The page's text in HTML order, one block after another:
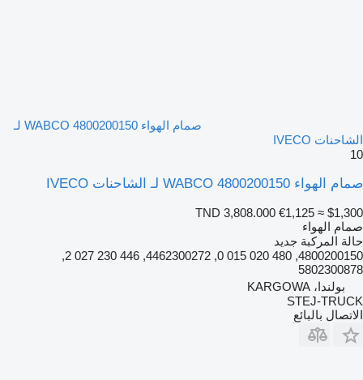
صمام الهواء WABCO 4800200150 لـ
الشاحنات IVECO
10
صمام الهواء WABCO 4800200150 لـ الشاحنات IVECO
TND 3,808.000 €1,125 ≈ $1,300
صمام الهواء
حالة المركبة جديد
4800200150, 480 020 015 0, 4462300272, 446 230 027 2,
5802300878
بولندا، KARGOWA
STEJ-TRUCK
الاتصال بالبائع